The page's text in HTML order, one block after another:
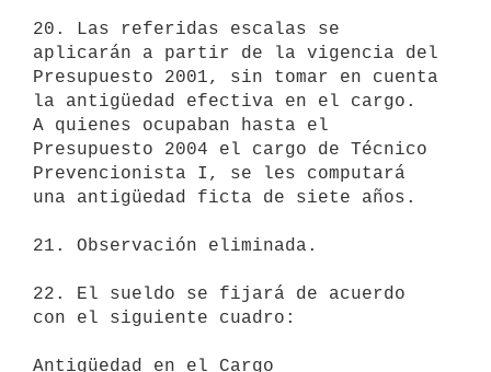
20. Las referidas escalas se
aplicarán a partir de la vigencia del
Presupuesto 2001, sin tomar en cuenta
la antigüedad efectiva en el cargo.
A quienes ocupaban hasta el
Presupuesto 2004 el cargo de Técnico
Prevencionista I, se les computará
una antigüedad ficta de siete años.
21. Observación eliminada.
22. El sueldo se fijará de acuerdo
con el siguiente cuadro:
Antigüedad en el Cargo